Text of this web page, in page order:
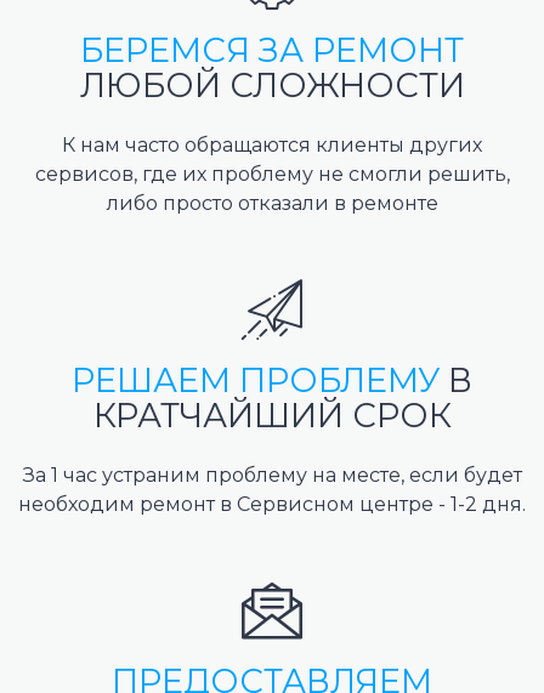
БЕРЕМСЯ ЗА РЕМОНТ
ЛЮБОЙ СЛОЖНОСТИ
К нам часто обращаются клиенты других
сервисов, где их проблему не смогли решить,
либо просто отказали в ремонте
РЕШАЕМ ПРОБЛЕМУ В
КРАТЧАЙШИЙ СРОК
За 1 час устраним проблему на месте, если будет
необходим ремонт в Сервисном центре - 1-2 дня.
ПРЕДОСТАВЛЯЕМ